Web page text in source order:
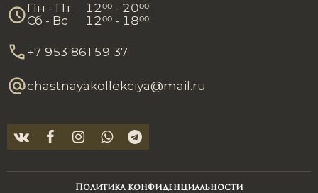
Пн - Пт 1200 - 2000
Сб - Вс
1200 - 1800
+7 953 861 59 37
chastnayakollekciya@mail.ru
Политика конфиденциальности